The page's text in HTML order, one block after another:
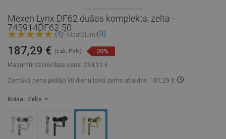
Mexen Lynx DF62 dušas komplekts, zelta -
745914DF62-50
(4) Jautājumi(0)
Mazumtirdzniecības cena: 234,10 €
187,29 € (t.sk. PVN) 20%
Zemākā cena pēdējo 30 dienu laikā pirms atlaides: 187,29 €
Krāsa - Zelts